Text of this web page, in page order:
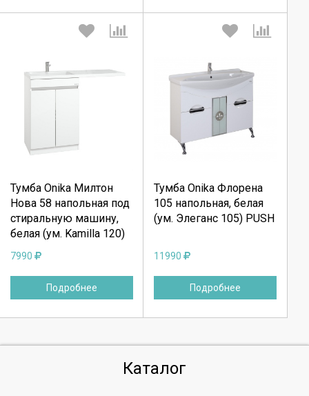
Тумба Onika Милтон
Нова 58 напольная под
стиральную машину,
белая (ум. Kamilla 120)
7990
Подробнее
Продолжить
Отмена
Тумба Onika Флорена
105 напольная, белая
(ум. Элеганс 105) PUSH
11990
Подробнее
Выберите количество:
Продолжить
Отмена
Каталог